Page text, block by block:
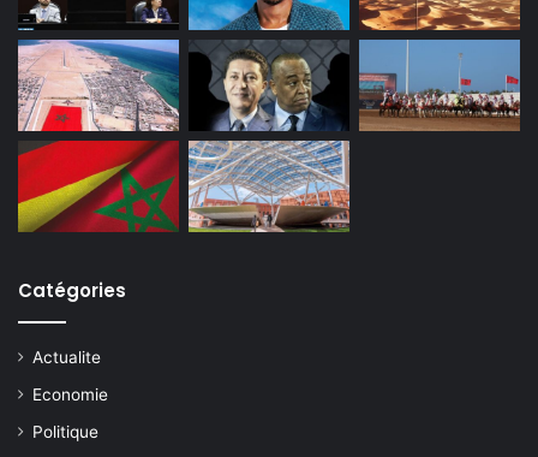
Catégories
Actualite
Economie
Politique